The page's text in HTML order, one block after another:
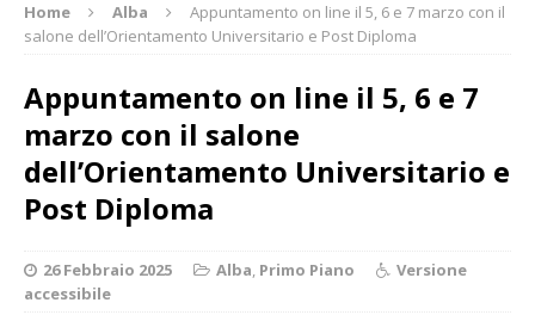
Home Alba
Appuntamento on line il 5, 6 e 7 marzo con il
salone dell’Orientamento Universitario e Post Diploma
Appuntamento on line il 5, 6 e 7
marzo con il salone
dell’Orientamento Universitario e
Post Diploma
26 Febbraio 2025 Alba, Primo Piano
Versione
accessibile